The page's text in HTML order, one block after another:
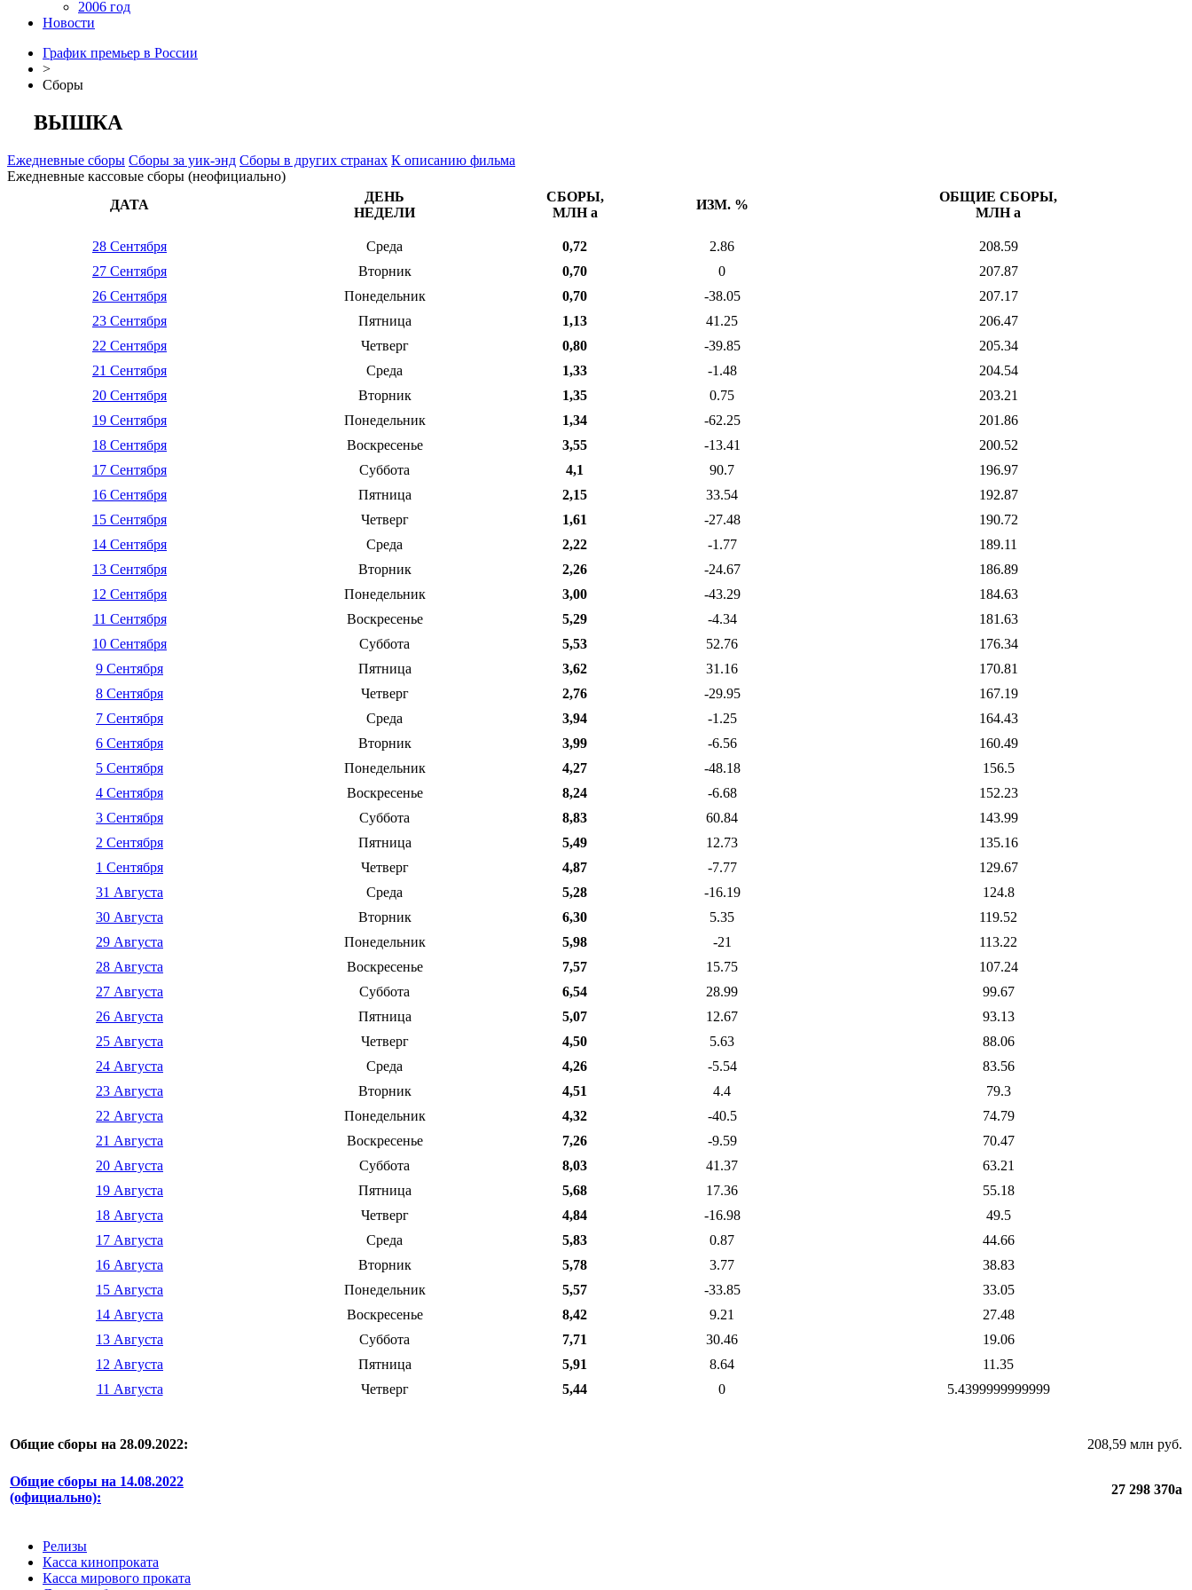
2006 год
Новости
График премьер в России
>
Сборы
ВЫШКА
Ежедневные сборы Сборы за уик-энд Сборы в других странах К описанию фильма
Ежедневные кассовые сборы (неофициально)
ДАТА
ДЕНЬ
НЕДЕЛИ
СБОРЫ,
МЛНa
ИЗМ. %
ОБЩИЕ СБОРЫ,
МЛНa
28 Сентября Среда 0,72 2.86
208.59
27 Сентября
Вторник 0,70 0
207.87
26 Сентября
Понедельник 0,70 -38.05
207.17
23 Сентября
Пятница 1,13 41.25
206.47
22 Сентября
Четверг 0,80 -39.85
205.34
21 Сентября
Среда 1,33 -1.48
204.54
20 Сентября
Вторник 1,35 0.75
203.21
19 Сентября
Понедельник 1,34 -62.25
201.86
18 Сентября
Воскресенье 3,55 -13.41
200.52
17 Сентября
Суббота 4,1 90.7
196.97
16 Сентября
Пятница 2,15 33.54
192.87
15 Сентября
Четверг 1,61 -27.48
190.72
14 Сентября
Среда 2,22 -1.77
189.11
13 Сентября
Вторник 2,26 -24.67
186.89
12 Сентября
Понедельник 3,00 -43.29
184.63
11 Сентября
Воскресенье 5,29 -4.34
181.63
10 Сентября
Суббота 5,53 52.76
176.34
9 Сентября
Пятница 3,62 31.16
170.81
8 Сентября
Четверг 2,76 -29.95
167.19
7 Сентября
Среда 3,94 -1.25
164.43
6 Сентября
Вторник 3,99 -6.56
160.49
5 Сентября
Понедельник 4,27 -48.18
156.5
4 Сентября
Воскресенье 8,24 -6.68
152.23
3 Сентября
Суббота 8,83 60.84
143.99
2 Сентября
Пятница 5,49 12.73
135.16
1 Сентября
Четверг 4,87 -7.77
129.67
31 Августа
Среда 5,28 -16.19
124.8
30 Августа
Вторник 6,30 5.35
119.52
29 Августа
Понедельник 5,98 -21
113.22
28 Августа
Воскресенье 7,57 15.75
107.24
27 Августа
Суббота 6,54 28.99
99.67
26 Августа
Пятница 5,07 12.67
93.13
25 Августа
Четверг 4,50 5.63
88.06
24 Августа
Среда 4,26 -5.54
83.56
23 Августа
Вторник 4,51 4.4
79.3
22 Августа
Понедельник 4,32 -40.5
74.79
21 Августа
Воскресенье 7,26 -9.59
70.47
20 Августа
Суббота 8,03 41.37
63.21
19 Августа
Пятница 5,68 17.36
55.18
18 Августа
Четверг 4,84 -16.98
49.5
17 Августа
Среда 5,83 0.87
44.66
16 Августа
Вторник 5,78 3.77
38.83
15 Августа
Понедельник 5,57 -33.85
33.05
14 Августа
Воскресенье 8,42 9.21
27.48
13 Августа
Суббота 7,71 30.46
19.06
12 Августа
Пятница 5,91 8.64
11.35
11 Августа
Четверг 5,44 0 5.4399999999999
Общие сборы на 28.09.2022: 208,59 млн руб.
Общие сборы на 14.08.2022
(официально):
27 298 370a
Релизы
Касса кинопроката
Касса мирового проката